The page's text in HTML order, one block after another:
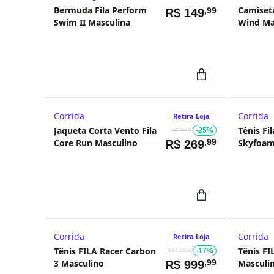
Bermuda Fila Perform
Swim II Masculina
R$ 149,99
Wind
Corrida Retira Loja
Jaqueta Corta Vento Fila
Core Run Masculino
R$ 359,99 -25%
R$ 269,99
Corrida
Tênis
Corrida Retira Loja
Tênis FILA Racer Carbon
3 Masculino
R$ 1.199,99 -17%
R$ 999,99
Corrida
Tênis